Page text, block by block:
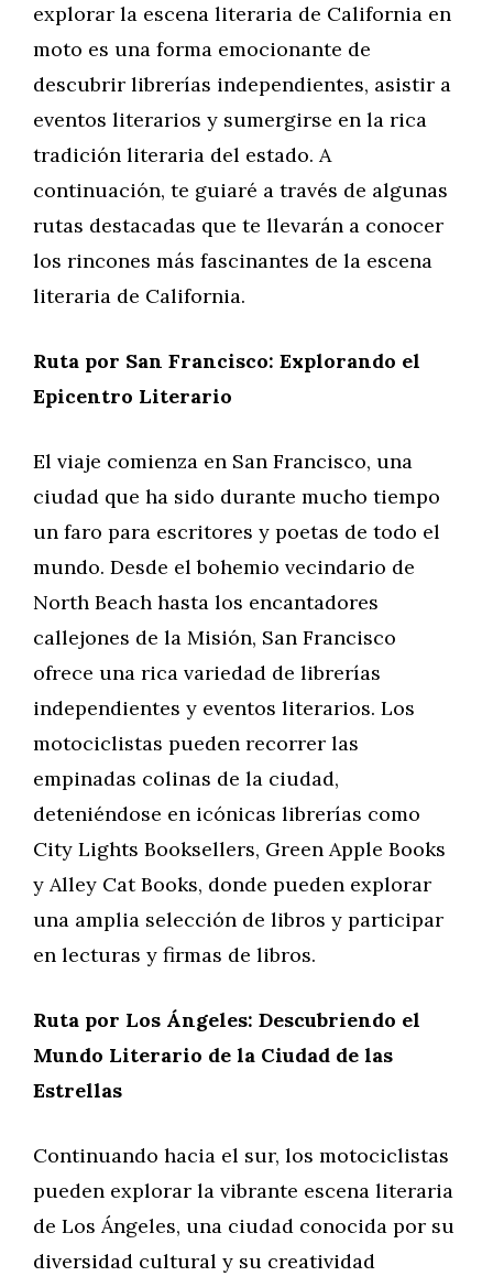
explorar la escena literaria de California en
moto es una forma emocionante de
descubrir librerías independientes, asistir a
eventos literarios y sumergirse en la rica
tradición literaria del estado. A
continuación, te guiaré a través de algunas
rutas destacadas que te llevarán a conocer
los rincones más fascinantes de la escena
literaria de California.
Ruta por San Francisco: Explorando el
Epicentro Literario
El viaje comienza en San Francisco, una
ciudad que ha sido durante mucho tiempo
un faro para escritores y poetas de todo el
mundo. Desde el bohemio vecindario de
North Beach hasta los encantadores
callejones de la Misión, San Francisco
ofrece una rica variedad de librerías
independientes y eventos literarios. Los
motociclistas pueden recorrer las
empinadas colinas de la ciudad,
deteniéndose en icónicas librerías como
City Lights Booksellers, Green Apple Books
y Alley Cat Books, donde pueden explorar
una amplia selección de libros y participar
en lecturas y firmas de libros.
Ruta por Los Ángeles: Descubriendo el
Mundo Literario de la Ciudad de las
Estrellas
Continuando hacia el sur, los motociclistas
pueden explorar la vibrante escena literaria
de Los Ángeles, una ciudad conocida por su
diversidad cultural y su creatividad